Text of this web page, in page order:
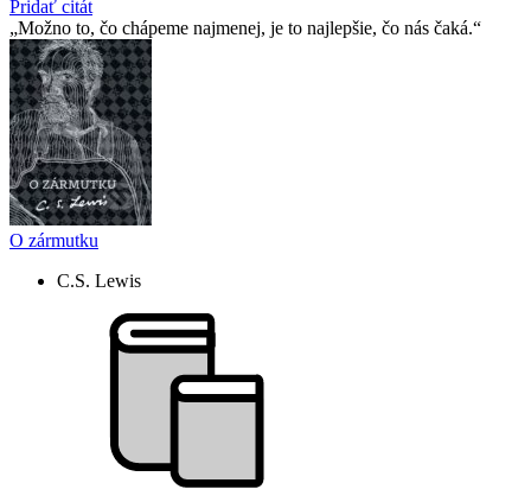
Pridať citát
Možno to, čo chápeme najmenej, je to najlepšie, čo nás čaká.
O zármutku
C.S. Lewis